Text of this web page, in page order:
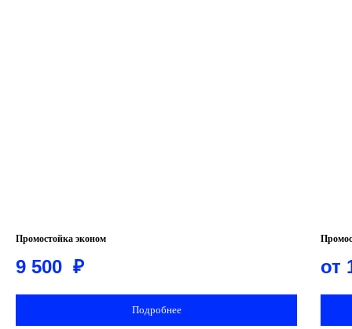
Промостойка эконом
9 500 ₽
Подробнее
от